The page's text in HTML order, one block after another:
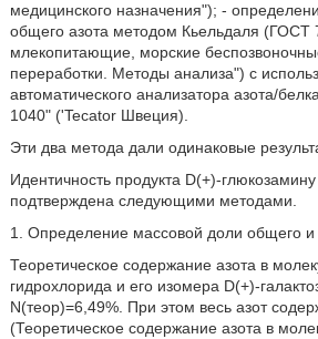
медицинского назначения"); -
общего азота методом Кьельдаля (ГОСТ
млекопитающие, морские
переработки. Методы анализа") с
автоматического анализатора азота/
1040" ('Tecator Швеция).
Эти два метода дали одинаковые
Идентичность продукта D(+)-
подтверждена следующими методами.
1. Определение массовой доли общего и
Теоретическое содержание азота в
гидрохлорида и его изомера D(+)-
N(теор)=6,49%. При этом весь азот
(Теоретическое содержание азота в